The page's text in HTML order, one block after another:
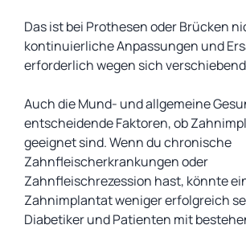
Das ist bei Prothesen oder Brücken
kontinuierliche Anpassungen und
erforderlich wegen sich
Auch die Mund- und allgemeine
entscheidende Faktoren, ob
geeignet sind. Wenn du chronische
Zahnfleischerkrankungen oder
Zahnfleischrezession hast, könnte
Zahnimplantat weniger erfolgreich
Diabetiker und Patienten mit